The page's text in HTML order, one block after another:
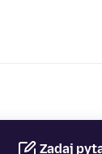
Zadaj